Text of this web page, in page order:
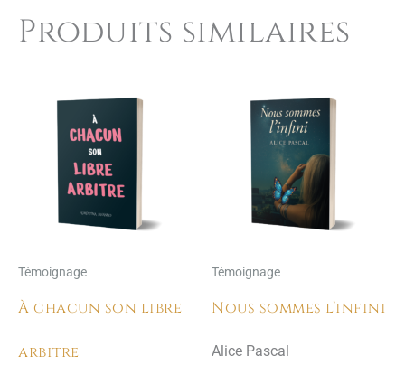
Produits similaires
Témoignage
À chacun son libre
arbitre
Témoignage
Nous sommes l’infini
Alice Pascal